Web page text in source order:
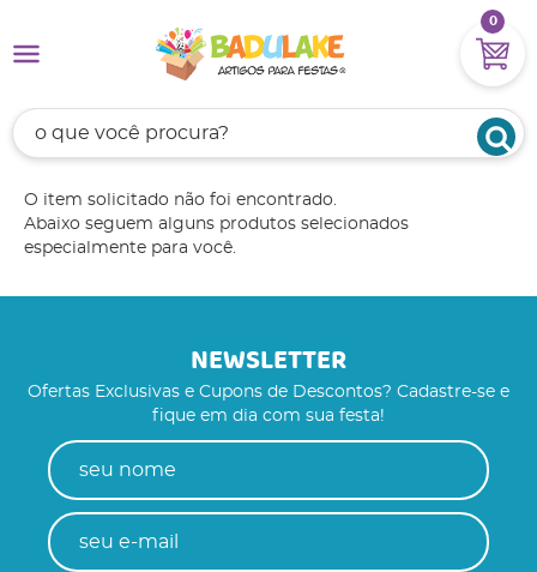
0
O item solicitado não foi encontrado.
Abaixo seguem alguns produtos selecionados
especialmente para você.
NEWSLETTER
Ofertas Exclusivas e Cupons de Descontos? Cadastre-se e
fique em dia com sua festa!